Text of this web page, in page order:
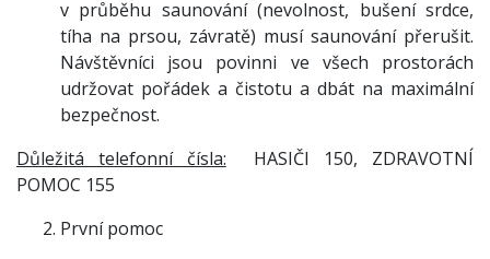
v průběhu saunování (nevolnost, bušení srdce,
tíha na prsou, závratě) musí saunování přerušit.
Návštěvníci jsou povinni ve všech prostorách
udržovat pořádek a čistotu a dbát na maximální
bezpečnost.
Důležitá telefonní čísla: HASIČI 150, ZDRAVOTNÍ
POMOC 155
První pomoc